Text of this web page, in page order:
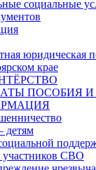
социальные
юридическая
крае
ПОСОБИЯ И
детям
участников СВО